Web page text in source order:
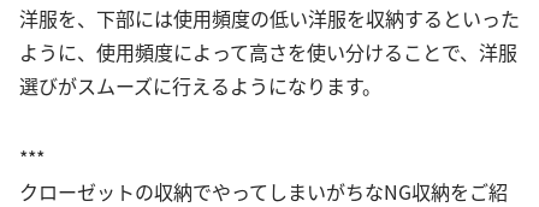
洋服を、下部には使用頻度の低い洋服を収納するといった
ように、使用頻度によって高さを使い分けることで、洋服
選びがスムーズに行えるようになります。
***
クローゼットの収納でやってしまいがちなNG収納をご紹